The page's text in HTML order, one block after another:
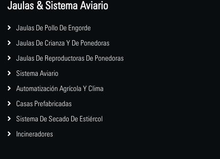
Jaulas & Sistema Aviario
Jaulas De Pollo De Engorde
Jaulas De Crianza Y De Ponedoras
Jaulas De Reproductoras De Ponedoras
Sistema Aviario
Automatización Agrícola Y Clima
Casas Prefabricadas
Sistema De Secado De Estiércol
Incineradores